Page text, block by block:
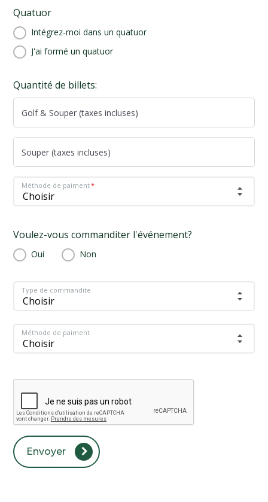
Quatuor
Intégrez-moi dans un quatuor
J'ai formé un quatuor
Quantité de billets:
Golf & Souper (taxes incluses)
Souper (taxes incluses)
Choisir
Méthode de paiment*
Voulez-vous commanditer l'événement?
Oui Non
Choisir
Type de commandite
Choisir
Méthode de paiment
Envoyer